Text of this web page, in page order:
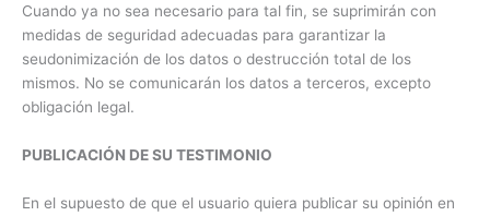
Cuando ya no sea necesario para tal fin, se suprimirán con
medidas de seguridad adecuadas para garantizar la
seudonimización de los datos o destrucción total de los
mismos. No se comunicarán los datos a terceros, excepto
obligación legal.
PUBLICACIÓN DE SU TESTIMONIO
En el supuesto de que el usuario quiera publicar su opinión en